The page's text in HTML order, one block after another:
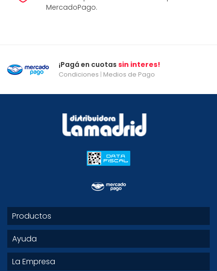
MercadoPago.
¡Pagá en cuotas sin interes!
Condiciones | Medios de Pago
Productos
Ayuda
La Empresa